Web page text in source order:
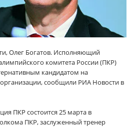
Олег Богатов. Исполняющий
комитета России (ПКР)
кандидатом на
сообщили РИА Новости в
ПКР состоится 25 марта в
ПКР, заслуженный тренер